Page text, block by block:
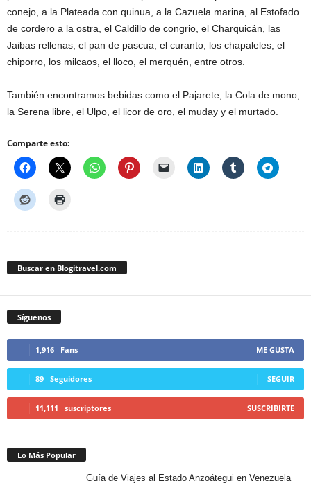
conejo, a la Plateada con quinua, a la Cazuela marina, al Estofado
de cordero a la ostra, el Caldillo de congrio, el Charquicán, las
Jaibas rellenas, el pan de pascua, el curanto, los chapaleles, el
chiporro, los milcaos, el lloco, el merquén, entre otros.
También encontramos bebidas como el Pajarete, la Cola de mono,
la Serena libre, el Ulpo, el licor de oro, el muday y el murtado.
Comparte esto:
Buscar en Blogitravel.com
Síguenos
1,916 Fans ME GUSTA
89 Seguidores SEGUIR
11,111 suscriptores SUSCRIBIRTE
Lo Más Popular
Guía de Viajes al Estado Anzoátegui en Venezuela